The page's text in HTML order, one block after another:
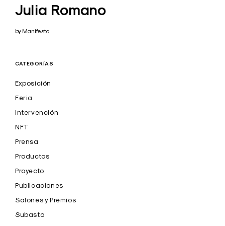
Julia Romano
by Manifesto
CATEGORÍAS
Exposición
Feria
Intervención
NFT
Prensa
Productos
Proyecto
Publicaciones
Salones y Premios
Subasta